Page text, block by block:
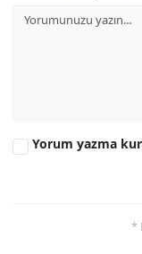
Yorum yazma
*